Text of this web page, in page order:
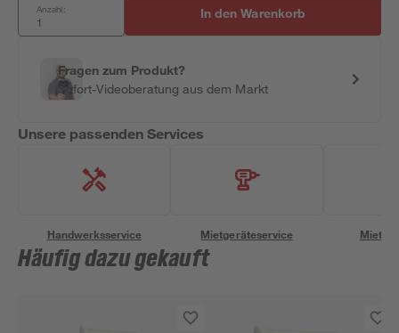
Anzahl: In den Warenkorb
Fragen zum Produkt?
Sofort-Videoberatung aus dem Markt
Unsere passenden Services
Handwerksservice Mietgeräteservice
Häufig dazu gekauft